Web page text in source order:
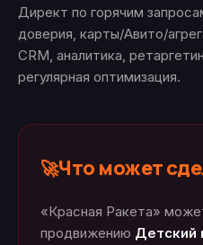
Директ по горячим
доверия, карты/Авито/
CRM, аналитика,
регулярная оптимизация.
🚀Что может
«Красная Ракета»
продвижению Детский